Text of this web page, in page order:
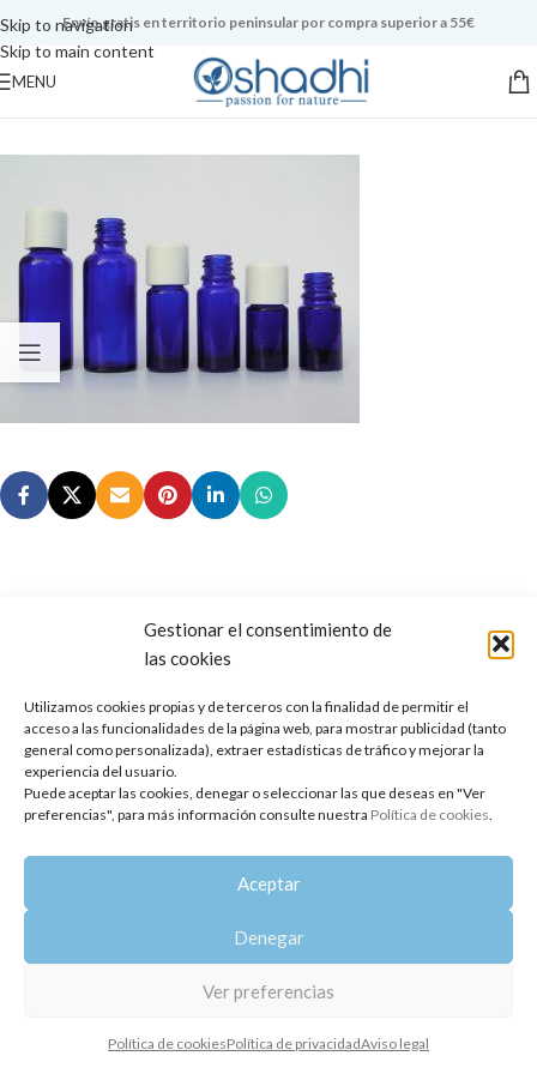
Gestionar el consentimiento de
las cookies
Utilizamos cookies propias y de terceros con la finalidad de permitir el
acceso a las funcionalidades de la página web, para mostrar publicidad (tanto
general como personalizada), extraer estadísticas de tráfico y mejorar la
experiencia del usuario.
Puede aceptar las cookies, denegar o seleccionar las que deseas en "Ver
preferencias", para más información consulte nuestra Política de cookies.
Aceptar
Denegar
Ver preferencias
Política de cookiesPolítica de privacidadAviso legal
Skip to navigation
Skip to main content
Envío gratis en territorio peninsular por compra superior a 55€
MENU
Copyright 2014-2025
Política de privacidad Aviso legal | Política de cookies